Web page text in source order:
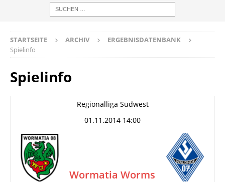
STARTSEITE ARCHIV
ERGEBNISDATENBANK
Spielinfo
Spielinfo
Regionalliga Südwest
01.11.2014 14:00
Wormatia Worms